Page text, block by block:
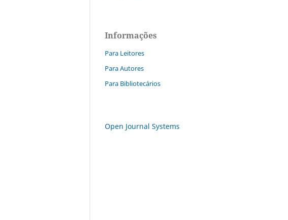
Informações
Para Leitores
Para Autores
Para Bibliotecários
Open Journal Systems